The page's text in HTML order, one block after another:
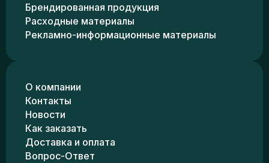
Брендированная продукция
Расходные материалы
Рекламно-информационные материалы
О компании
Контакты
Новости
Как заказать
Доставка и оплата
Вопрос-Ответ